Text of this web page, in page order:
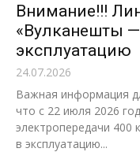
Внимание!!!
«Вулканешты
эксплуатацию
24.07.2026
Важная информация
что с 22 июля 2026
электропередачи 400
в эксплуатацию...